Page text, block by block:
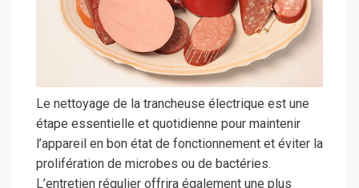
Le nettoyage de la trancheuse électrique est une
étape essentielle et quotidienne pour maintenir
l’appareil en bon état de fonctionnement et éviter la
prolifération de microbes ou de bactéries.
L’entretien régulier offrira également une plus